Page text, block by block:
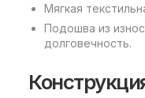
Мягкая
Подошва из
долговечность.